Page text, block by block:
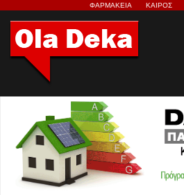
ΦΑΡΜΑΚΕΙΑ ΚΑΙΡΟΣ